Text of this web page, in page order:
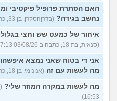
האם הסתרת פרופיל פיקטיבי
נחשב בגידה? (בדרןהסקרן, בן 33, כתב ב-03/08/26 17:24)
איחור של כמעט שש וחצי
(סנאית, בת 18, כתבה ב-03/08/26 17:13)
אני די בטוח שאני נמצא
מה לעשות עם זה (אנונימי, בן 18, כתב ב-03/08/26 17:02)
מה לעשות במקרה המוזר שלי?
16:53)